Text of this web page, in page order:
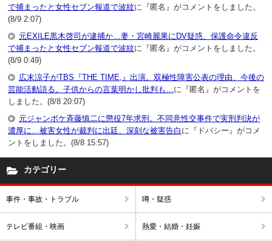
で捕まったと女性セブン報道で波紋に『匿名』がコメントをしました。
(8/9 2:07)
元EXILE黒木啓司が逮捕か…妻・宮崎麗果にDV疑惑、保護命令違反
で捕まったと女性セブン報道で波紋に『匿名』がコメントをしました。
(8/9 0:49)
広末涼子がTBS『THE TIME,』出演。双極性障害公表の理由、今後の
芸能活動語る。子供からの言葉明かし批判も… に『匿名』がコメントを
しました。(8/8 20:07)
元ジャンポケ斉藤慎二に懲役7年求刑。不同意性交事件で実刑判決が
濃厚に…被害女性が裁判に出廷、深刻な被害告白 に『ドバシー』がコメ
ントをしました。(8/8 15:57)
カテゴリー
事件・事故・トラブル 噂・疑惑
テレビ番組・映画 熱愛・結婚・妊娠